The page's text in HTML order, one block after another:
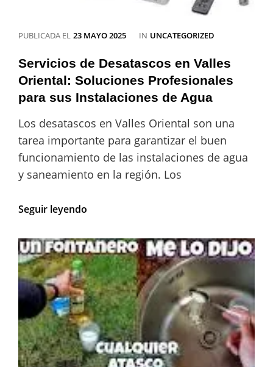
PUBLICADA EL 23 MAYO 2025 IN CATEGORÍAS
UNCATEGORIZED
Servicios de Desatascos en Valles
Oriental: Soluciones Profesionales
para sus Instalaciones de Agua
Los desatascos en Valles Oriental son una
tarea importante para garantizar el buen
funcionamiento de las instalaciones de agua
y saneamiento en la región. Los
Seguir leyendo
en
Valles
Oriental:
Soluciones
Profesionales
para
sus
Instalaciones
de
Agua